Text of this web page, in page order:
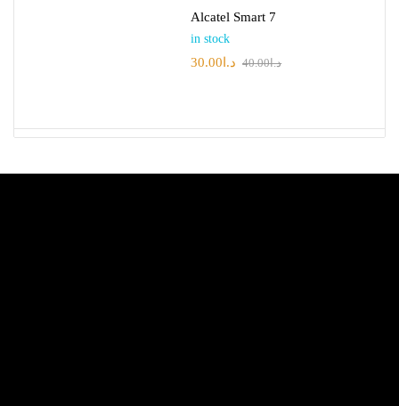
Alcatel Smart 7
in stock
د.ا40.00 د.ا 30.00